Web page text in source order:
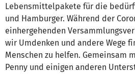
Lebensmittelpakete für die
und Hamburger. Während der
einhergehenden
wir Umdenken und andere Wege
Menschen zu helfen. Gemeinsam
Penny und einigen anderen